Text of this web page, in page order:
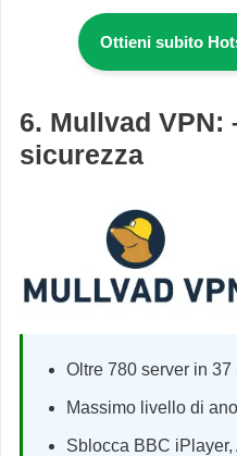
Ottieni subito
6. Mullvad VPN:
sicurezza
Oltre 780 server in 37
Massimo livello di
Sblocca BBC